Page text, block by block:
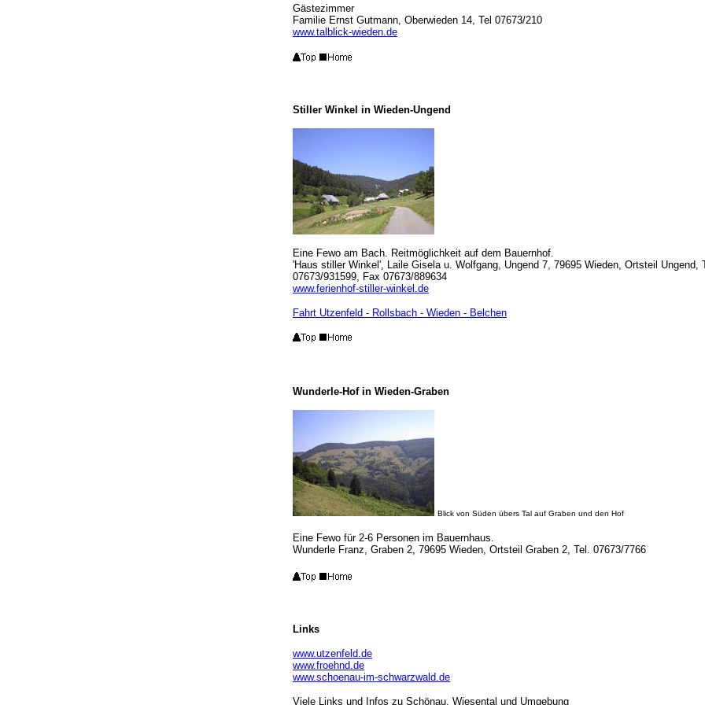
Gästezimmer
Familie Ernst Gutmann, Oberwieden 14, Tel 07673/210
www.talblick-wieden.de
Stiller Winkel in Wieden-Ungend
Eine Fewo am Bach. Reitmöglichkeit auf dem Bauernhof.
'Haus stiller Winkel', Laile Gisela u. Wolfgang, Ungend 7, 79695 Wieden, Ortsteil Ungend,
07673/931599, Fax 07673/889634
www.ferienhof-stiller-winkel.de
Fahrt Utzenfeld - Rollsbach - Wieden - Belchen
Wunderle-Hof in Wieden-Graben
Blick von Süden übers Tal auf Graben und den Hof
Eine Fewo für 2-6 Personen im Bauernhaus.
Wunderle Franz, Graben 2, 79695 Wieden, Ortsteil Graben 2, Tel. 07673/7766
Links
www.utzenfeld.de
www.froehnd.de
www.schoenau-im-schwarzwald.de
Viele Links und Infos zu Schönau. Wiesental und Umgebung